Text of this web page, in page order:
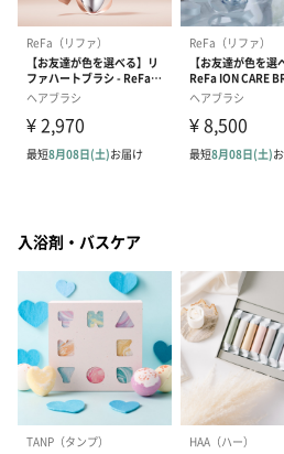
入浴剤・バスケア